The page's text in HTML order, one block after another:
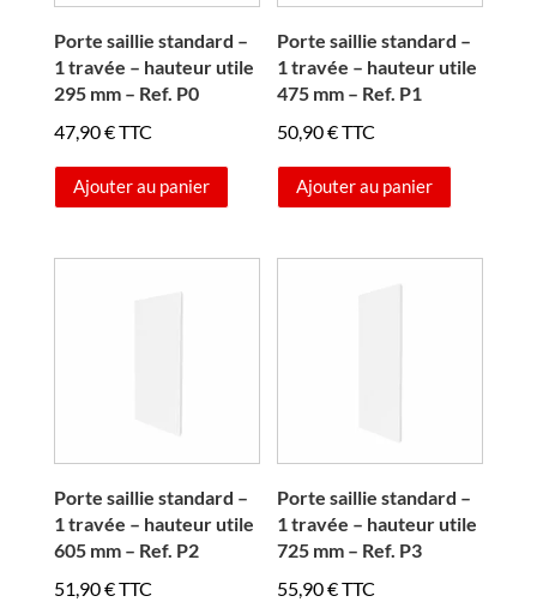
Porte saillie standard –
1 travée – hauteur utile
295 mm – Ref. P0
47,90€TTC
Ajouter au panier
Porte saillie standard –
1 travée – hauteur utile
475 mm – Ref. P1
50,90€TTC
Ajouter au panier
Porte saillie standard –
1 travée – hauteur utile
605 mm – Ref. P2
51,90€TTC
Porte saillie standard –
1 travée – hauteur utile
725 mm – Ref. P3
55,90€TTC